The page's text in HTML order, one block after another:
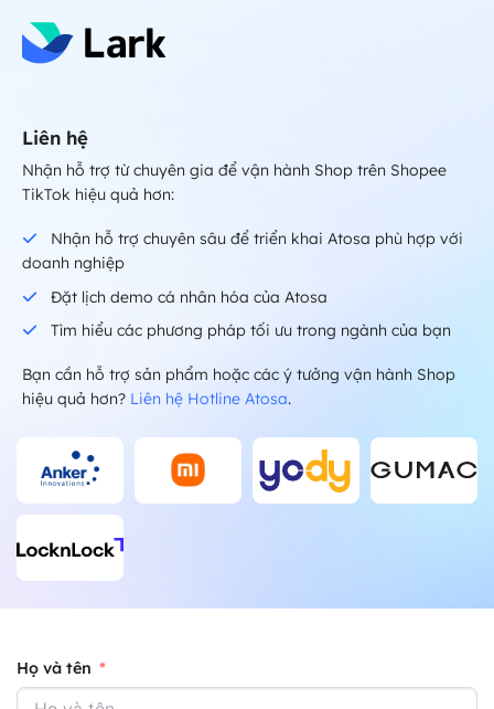
Liên hệ
Nhận hỗ trợ từ chuyên gia để vận hành Shop trên Shopee
TikTok hiệu quả hơn:
Nhận hỗ trợ chuyên sâu để triển khai Atosa phù hợp với
doanh nghiệp
Đặt lịch demo cá nhân hóa của Atosa
Tìm hiểu các phương pháp tối ưu trong ngành của bạn
Bạn cần hỗ trợ sản phẩm hoặc các ý tưởng vận hành Shop
hiệu quả hơn? Liên hệ Hotline Atosa.
Họ và tên